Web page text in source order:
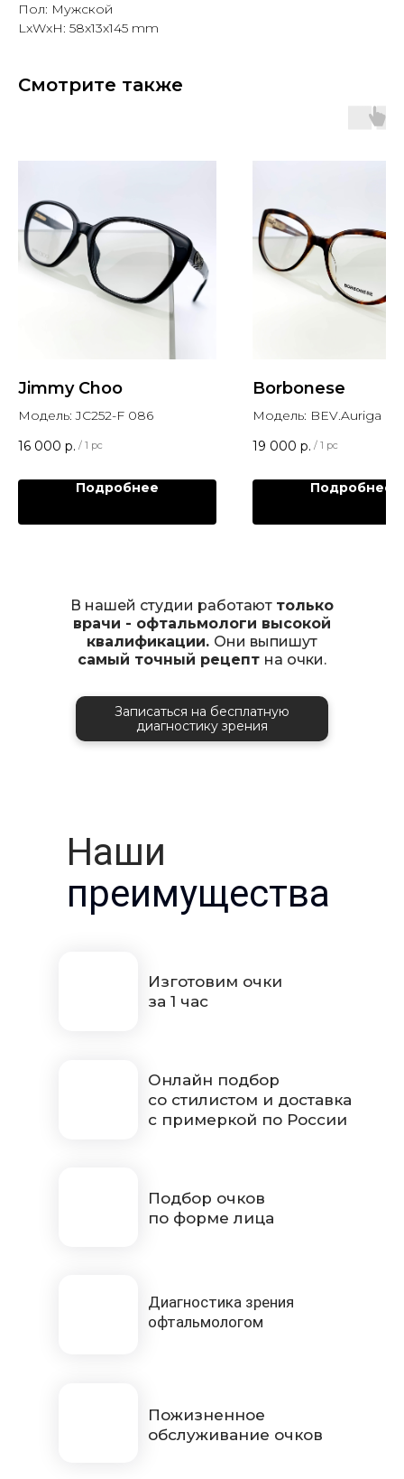
Пол: Мужской
LxWxH: 58x13x145 mm
Смотрите также
Jimmy Choo
Модель: JC252-F 086
16 000 р. / 1 pc
Подробнее
Borbonese
Модель: BEV.Auriga
19 000 р. / 1 pc
Подробнее
В нашей студии работают только
врачи - офтальмологи высокой
квалификации. Они выпишут
самый точный рецепт на очки.
Записаться на бесплатную
диагностику зрения
Наши
преимущества
Изготовим очки
за 1 час
Подбор очков
по форме лица
Пожизненное
обслуживание очков
Онлайн подбор
со стилистом и доставка
с примеркой по России
Диагностика зрения
офтальмологом